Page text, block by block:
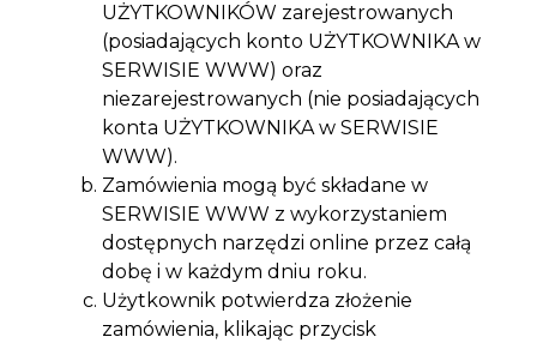
UŻYTKOWNIKÓW zarejestrowanych
(posiadających konto UŻYTKOWNIKA w
SERWISIE WWW) oraz
niezarejestrowanych (nie posiadających
konta UŻYTKOWNIKA w SERWISIE
WWW).
Zamówienia mogą być składane w
SERWISIE WWW z wykorzystaniem
dostępnych narzędzi online przez całą
dobę i w każdym dniu roku.
Użytkownik potwierdza złożenie
zamówienia, klikając przycisk